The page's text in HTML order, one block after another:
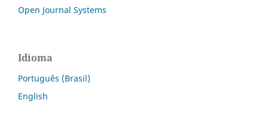
Open Journal Systems
Idioma
Português (Brasil)
English